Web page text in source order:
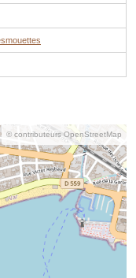
© contributeurs OpenStreetMap